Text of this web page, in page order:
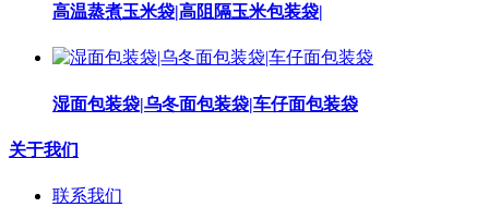
高温蒸煮玉米袋|高阻隔玉米包装袋|
湿面包装袋|乌冬面包装袋|车仔面包装袋
关于我们
联系我们